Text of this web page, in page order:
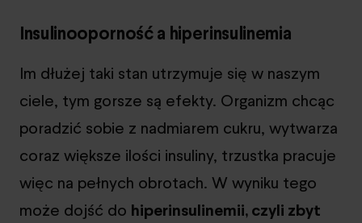
Insulinooporność a hiperinsulinemia
Im dłużej taki stan utrzymuje się w naszym
ciele, tym gorsze są efekty. Organizm chcąc
poradzić sobie z nadmiarem cukru, wytwarza
coraz większe ilości insuliny, trzustka pracuje
więc na pełnych obrotach. W wyniku tego
może dojść do hiperinsulinemii, czyli zbyt